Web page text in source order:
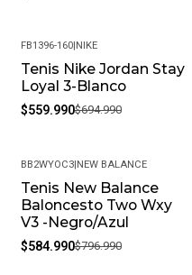
-19%
FB1396-160|NIKE
Tenis Nike Jordan Stay
Loyal 3-Blanco
$559.990$694.990
-27%
BB2WYOC3|NEW BALANCE
Tenis New Balance
Baloncesto Two Wxy
V3 -Negro/Azul
$584.990$796.990